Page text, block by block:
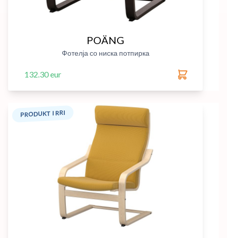
POÄNG
Фотелја со ниска потпирка
132.30 eur
PRODUKT I RRI